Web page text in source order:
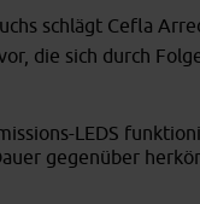
schlägt Cefla
die sich durch
LEDS
gegenüber